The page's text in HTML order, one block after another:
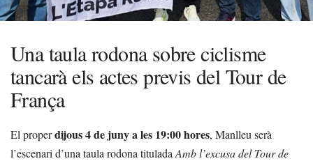
Una taula rodona sobre ciclisme
tancarà els actes previs del Tour de
França
El properdijous 4 de juny a les 19:00 hores, Manlleu serà
l’escenari d’una taula rodona titulada Amb l’excusa del Tour de